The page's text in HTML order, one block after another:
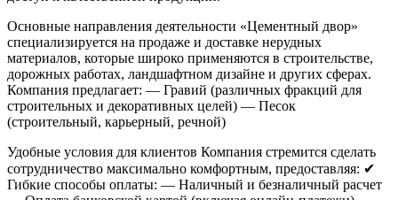
Основные направления деятельности «Цементный двор»
специализируется на продаже и доставке нерудных
материалов, которые широко применяются в строительстве,
дорожных работах, ландшафтном дизайне и других сферах.
Компания предлагает: — Гравий (различных фракций для
строительных и декоративных целей) — Песок
(строительный, карьерный, речной)
Удобные условия для клиентов Компания стремится сделать
сотрудничество максимально комфортным, предоставляя: ✔
Гибкие способы оплаты: — Наличный и безналичный расчет